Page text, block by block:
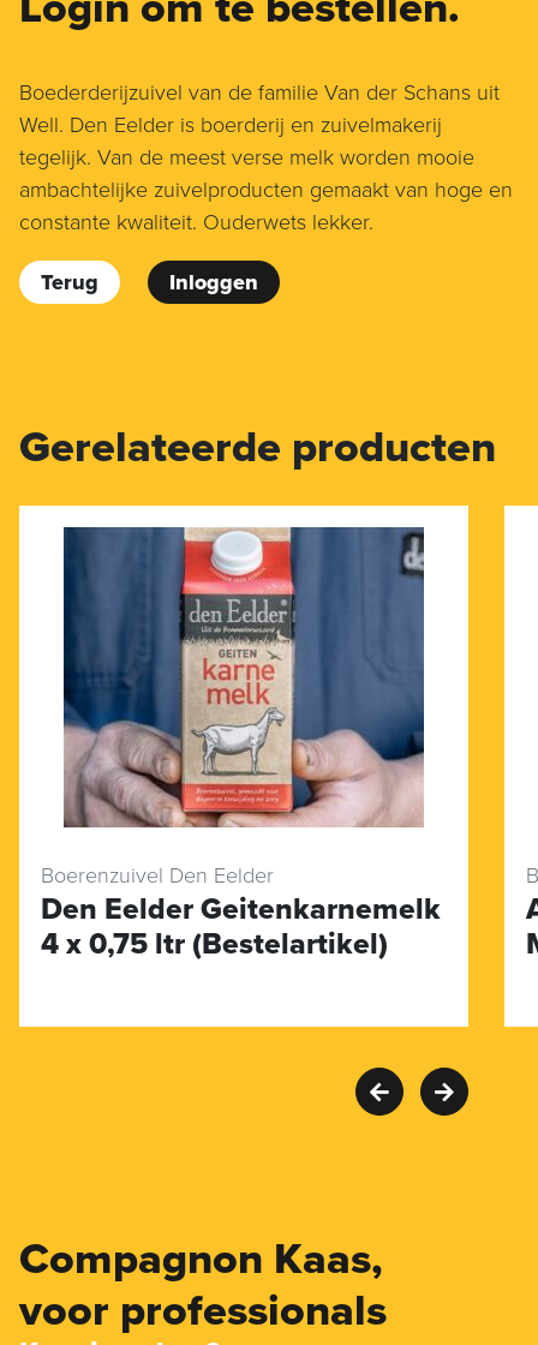
Boederderijzuivel van de familie Van der Schans uit
Well. Den Eelder is boerderij en zuivelmakerij
tegelijk. Van de meest verse melk worden mooie
ambachtelijke zuivelproducten gemaakt van hoge en
constante kwaliteit. Ouderwets lekker.
Terug Inloggen
Gerelateerde producten
Boerenzuivel Den Eelder
Den Eelder Geitenkarnemelk
4 x 0,75 ltr (Bestelartikel)
Compagnon Kaas,
voor professionals